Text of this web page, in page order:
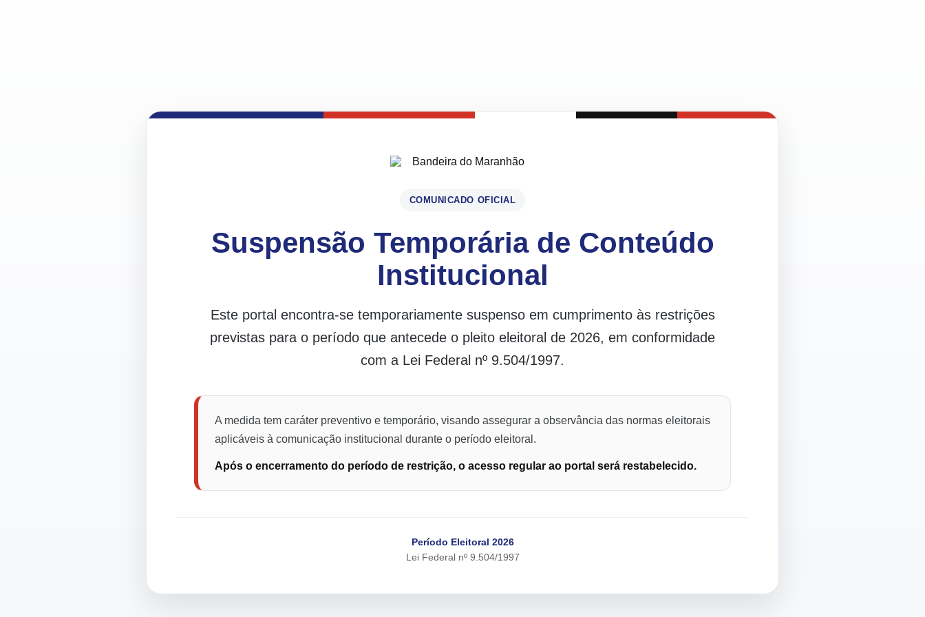
COMUNICADO OFICIAL
Suspensão Temporária de Conteúdo
Institucional
Este portal encontra-se temporariamente suspenso em cumprimento às restrições
previstas para o período que antecede o pleito eleitoral de 2026, em conformidade
com a Lei Federal nº 9.504/1997.
A medida tem caráter preventivo e temporário, visando assegurar a observância das normas eleitorais
aplicáveis à comunicação institucional durante o período eleitoral.
Após o encerramento do período de restrição, o acesso regular ao portal será restabelecido.
Período Eleitoral 2026
Lei Federal nº 9.504/1997